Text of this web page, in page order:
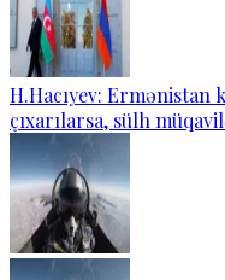
H.Hacıyev: Ermənistan
çıxarılarsa, sülh